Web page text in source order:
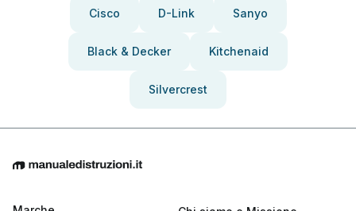
Cisco D-Link Sanyo
Black & Decker Kitchenaid
Silvercrest